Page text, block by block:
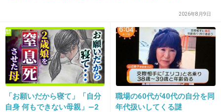
16. 匿名2018/11/14(水) 16:57:01
放置子が立っていました
+2
2026年8月9日
「お願いだから寝て」「自分
自身 何もできない母親」―2
職場の60代が40代の自分を同
年代扱いしてくる謎